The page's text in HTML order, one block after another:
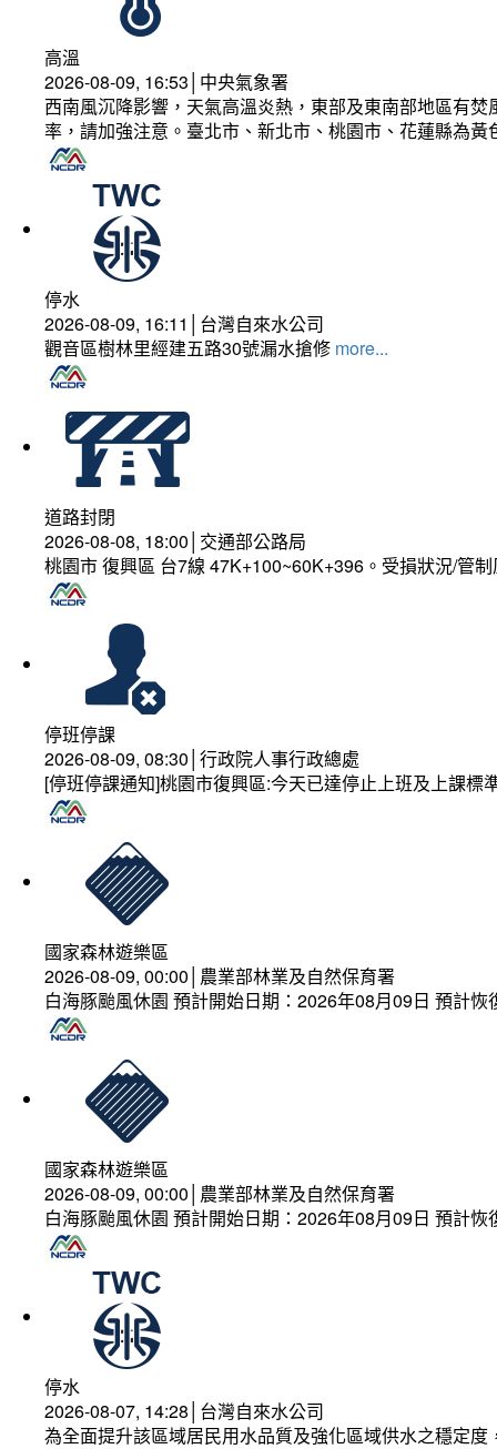
高溫
2026-08-09, 16:53│中央氣象署
西南風沉降影響，天氣高溫炎熱，東部及東南部地區有
率，請加強注意。臺北市、新北市、桃園市、花蓮縣為
停水
2026-08-09, 16:11│台灣自來水公司
觀音區樹林里經建五路30號漏水搶修 more...
道路封閉
2026-08-08, 18:00│交通部公路局
桃園市 復興區 台7線 47K+100~60K+396。受損狀況/管
停班停課
2026-08-09, 08:30│行政院人事行政總處
[停班停課通知]桃園市復興區:今天已達停止上班及上課
國家森林遊樂區
2026-08-09, 00:00│農業部林業及自然保育署
白海豚颱風休園 預計開始日期：2026年08月09日 預計
國家森林遊樂區
2026-08-09, 00:00│農業部林業及自然保育署
白海豚颱風休園 預計開始日期：2026年08月09日 預計
停水
2026-08-07, 14:28│台灣自來水公司
為全面提升該區域居民用水品質及強化區域供水之穩定